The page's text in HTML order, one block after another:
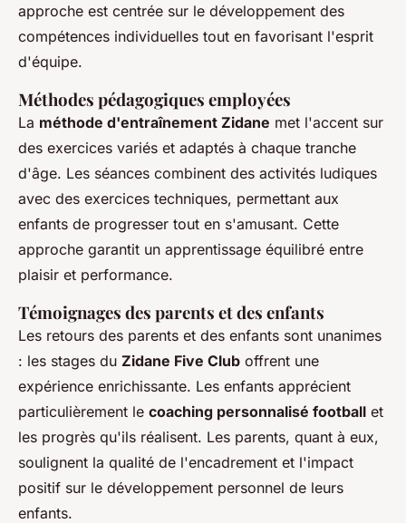
approche est centrée sur le développement des
compétences individuelles tout en favorisant l'esprit
d'équipe.
Méthodes pédagogiques employées
La méthode d'entraînement Zidane met l'accent sur
des exercices variés et adaptés à chaque tranche
d'âge. Les séances combinent des activités ludiques
avec des exercices techniques, permettant aux
enfants de progresser tout en s'amusant. Cette
approche garantit un apprentissage équilibré entre
plaisir et performance.
Témoignages des parents et des enfants
Les retours des parents et des enfants sont unanimes
: les stages du Zidane Five Club offrent une
expérience enrichissante. Les enfants apprécient
particulièrement le coaching personnalisé football et
les progrès qu'ils réalisent. Les parents, quant à eux,
soulignent la qualité de l'encadrement et l'impact
positif sur le développement personnel de leurs
enfants.